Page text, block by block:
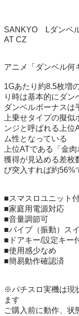
SANKYO　Lダンベ
AT CZ
アニメ「ダンベル何
1Gあたり約8.5枚増
り時は基本的にダン
ダンベルボーナスは
上乗せタイプの擬
ンジと呼ばれる上位
ム性となっている
上位ATである「金
獲得が見込める差枚
び突入すれば約56%
■スマスロユニット
■家庭用電源対応
■音量調節可
■バイブ（振動）ス
■ドアキー/設定キー
■使用感少なめ
■簡易動作確認済
※パチスロ実機は現
ます
ご購入前に動作、状